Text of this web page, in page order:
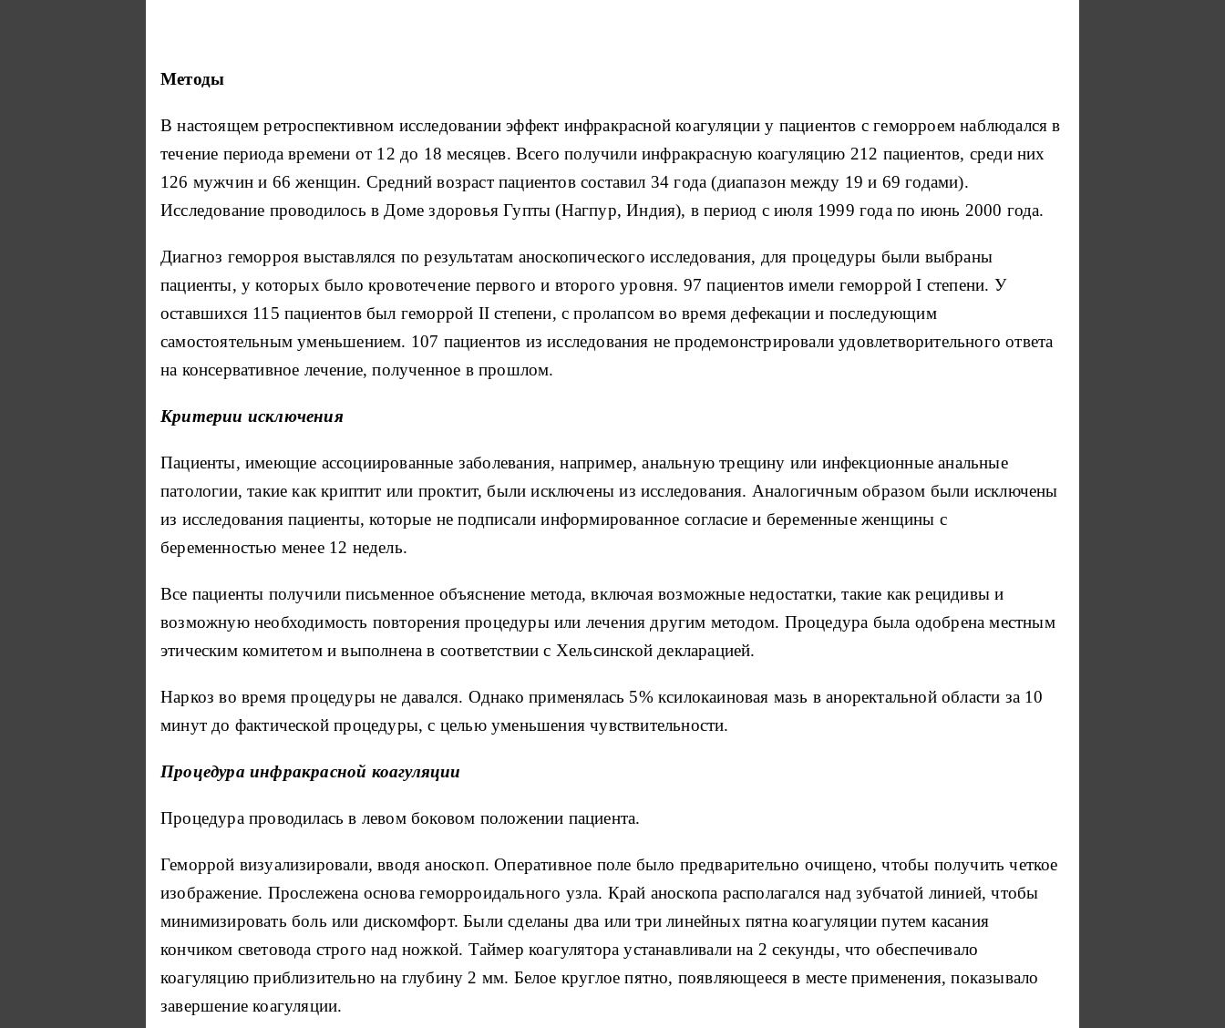
Методы
В настоящем ретроспективном исследовании эффект инфракрасной коагуляции у пациентов с геморроем наблюдался в
течение периода времени от 12 до 18 месяцев. Всего получили инфракрасную коагуляцию 212 пациентов, среди них
126 мужчин и 66 женщин. Средний возраст пациентов составил 34 года (диапазон между 19 и 69 годами).
Исследование проводилось в Доме здоровья Гупты (Нагпур, Индия), в период с июля 1999 года по июнь 2000 года.
Диагноз геморроя выставлялся по результатам аноскопического исследования, для процедуры были выбраны
пациенты, у которых было кровотечение первого и второго уровня. 97 пациентов имели геморрой I степени. У
оставшихся 115 пациентов был геморрой II степени, с пролапсом во время дефекации и последующим
самостоятельным уменьшением. 107 пациентов из исследования не продемонстрировали удовлетворительного ответа
на консервативное лечение, полученное в прошлом.
Критерии исключения
Пациенты, имеющие ассоциированные заболевания, например, анальную трещину или инфекционные анальные
патологии, такие как криптит или проктит, были исключены из исследования. Аналогичным образом были исключены
из исследования пациенты, которые не подписали информированное согласие и беременные женщины с
беременностью менее 12 недель.
Все пациенты получили письменное объяснение метода, включая возможные недостатки, такие как рецидивы и
возможную необходимость повторения процедуры или лечения другим методом. Процедура была одобрена местным
этическим комитетом и выполнена в соответствии с Хельсинской декларацией.
Наркоз во время процедуры не давался. Однако применялась 5% ксилокаиновая мазь в аноректальной области за 10
минут до фактической процедуры, с целью уменьшения чувствительности.
Процедура инфракрасной коагуляции
Процедура проводилась в левом боковом положении пациента.
Геморрой визуализировали, вводя аноскоп. Оперативное поле было предварительно очищено, чтобы получить четкое
изображение. Прослежена основа геморроидального узла. Край аноскопа располагался над зубчатой линией, чтобы
минимизировать боль или дискомфорт. Были сделаны два или три линейных пятна коагуляции путем касания
кончиком световода строго над ножкой. Таймер коагулятора устанавливали на 2 секунды, что обеспечивало
коагуляцию приблизительно на глубину 2 мм. Белое круглое пятно, появляющееся в месте применения, показывало
завершение коагуляции.